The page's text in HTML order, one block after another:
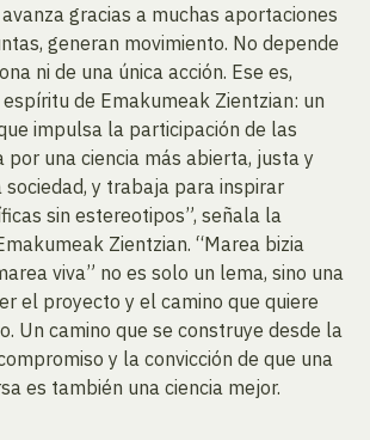
gracias a muchas aportaciones
generan movimiento. No depende
ni de una única acción. Ese es,
de Emakumeak Zientzian: un
impulsa la participación de las
por una ciencia más abierta, justa y
y trabaja para inspirar
sin estereotipos”, señala la
Zientzian. “Marea bizia
viva” no es solo un lema, sino una
el proyecto y el camino que quiere
Un camino que se construye desde la
y la convicción de que una
es también una ciencia mejor.